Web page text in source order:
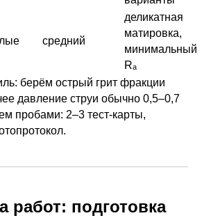
средний
деликатная
матировка,
минимальный
Rₐ
берём острый грит фракции
давление струи обычно 0,5–0,7
пробами: 2–3 тест-карты,
работ: подготовка